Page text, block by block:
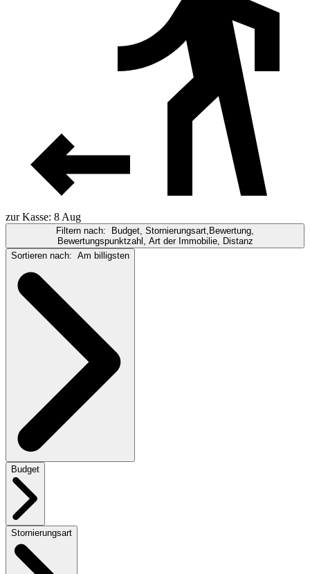
zur Kasse: 8 Aug
Filtern nach:
Budget, Stornierungsart,Bewertung,
Bewertungspunktzahl, Art der Immobilie, Distanz
Sortieren nach: Am billigsten
Budget
Stornierungsart